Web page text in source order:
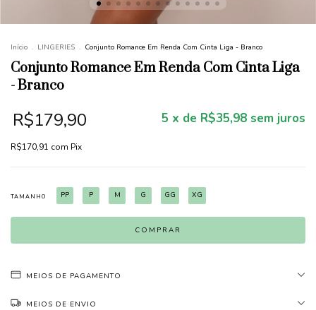
Início . LINGERIES . Conjunto Romance Em Renda Com Cinta Liga - Branco
Conjunto Romance Em Renda Com Cinta Liga
- Branco
R$179,90 5 x de R$35,98 sem juros
R$170,91 com Pix
TAMANHO PP P M G GG XG
MEIOS DE PAGAMENTO
MEIOS DE ENVIO